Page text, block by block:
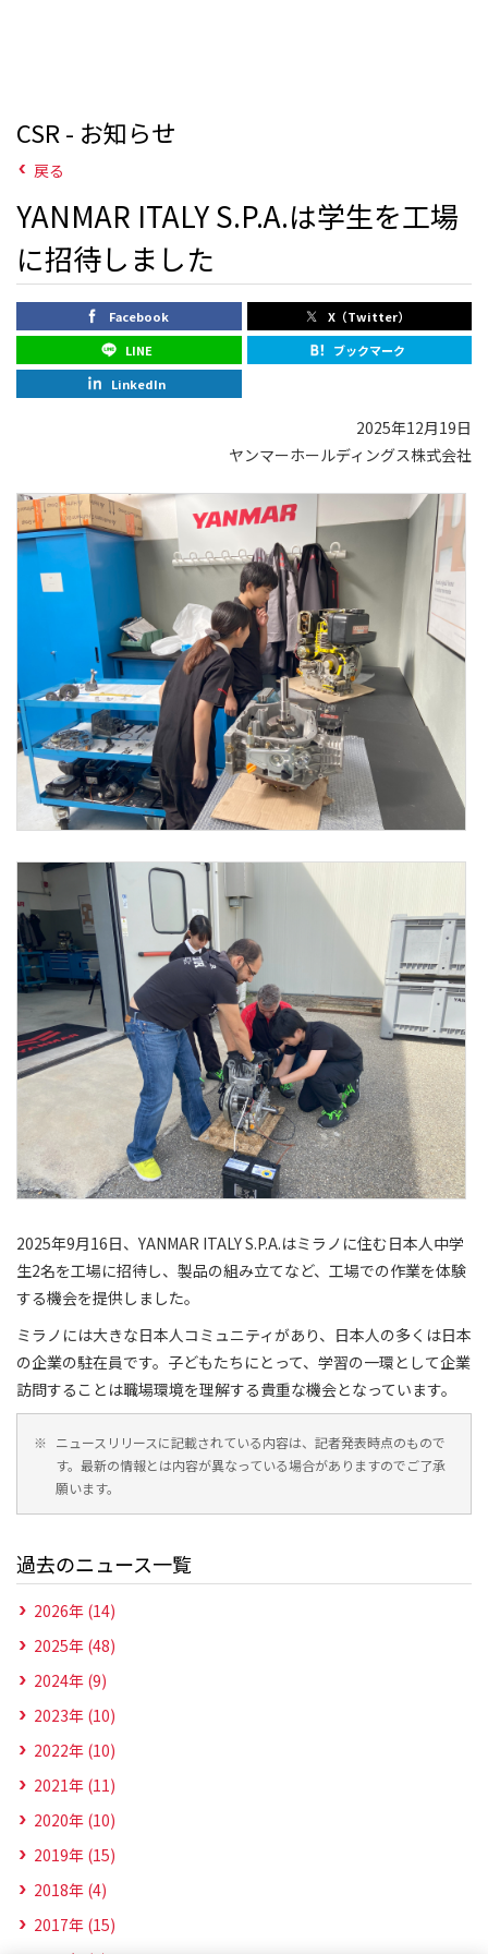
CSR - お知らせ
戻る
YANMAR ITALY S.P.A.は学生を工場
に招待しました
Facebook
X（Twitter）
LINE
ブックマーク
LinkedIn
2025年12月19日
ヤンマーホールディングス株式会社
2025年9月16日、YANMAR ITALY S.P.A.はミラノに住む日本人中学
生2名を工場に招待し、製品の組み立てなど、工場での作業を体験
する機会を提供しました。
ミラノには大きな日本人コミュニティがあり、日本人の多くは日本
の企業の駐在員です。子どもたちにとって、学習の一環として企業
訪問することは職場環境を理解する貴重な機会となっています。
※ ニュースリリースに記載されている内容は、記者発表時点のもので
す。最新の情報とは内容が異なっている場合がありますのでご了承
願います。
過去のニュース一覧
2026年 (14)
2025年 (48)
2024年 (9)
2023年 (10)
2022年 (10)
2021年 (11)
2020年 (10)
2019年 (15)
2018年 (4)
2017年 (15)